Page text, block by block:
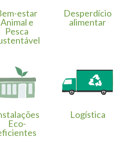
estar
Animal e
Pesca
Desperdício
alimentar
Eco-
Logística